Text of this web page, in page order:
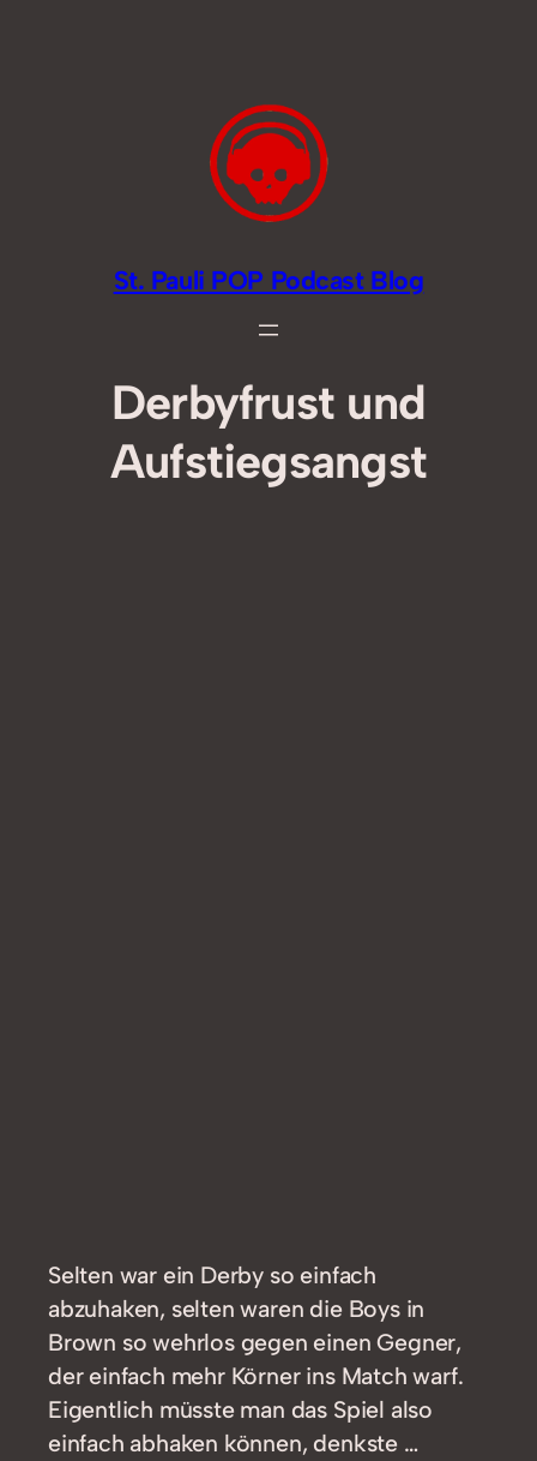
St. Pauli POP Podcast Blog
Derbyfrust und
Aufstiegsangst
Selten war ein Derby so einfach
abzuhaken, selten waren die Boys in
Brown so wehrlos gegen einen Gegner,
der einfach mehr Körner ins Match warf.
Eigentlich müsste man das Spiel also
einfach abhaken können, denkste …